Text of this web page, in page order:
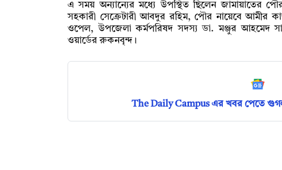
এ সময় অন্যান্যের মধ্যে উপস্থিত ছিলেন জামায়াতের
সহকারী সেক্রেটারী আবদুর রহিম, পৌর নায়েবে আমীর
ওপেল, উপজেলা কর্মপরিষদ সদস্য ডা. মঞ্জুর আহমেদ
ওয়ার্ডের রুকনবৃন্দ।
The Daily Campus এর খবর পেতে